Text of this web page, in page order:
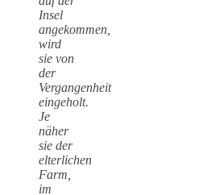
Insel
angekommen,
wird
sie von
der
Vergangenheit
eingeholt.
Je
näher
sie der
elterlichen
Farm,
im